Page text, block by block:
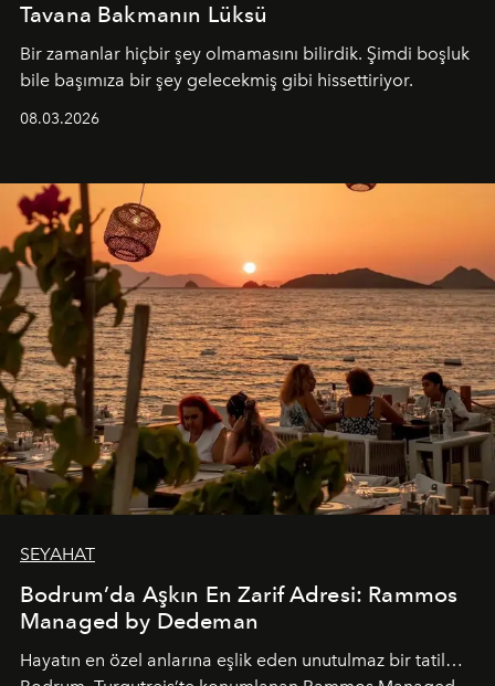
Tavana Bakmanın Lüksü
Bir zamanlar hiçbir şey olmamasını bilirdik. Şimdi boşluk
bile başımıza bir şey gelecekmiş gibi hissettiriyor.
08.03.2026
SEYAHAT
Bodrum’da Aşkın En Zarif Adresi: Rammos
Managed by Dedeman
Hayatın en özel anlarına eşlik eden unutulmaz bir tatil…